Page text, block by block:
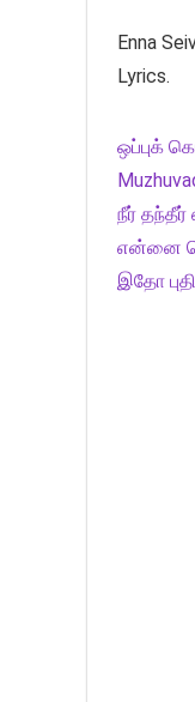
Enna
Lyrics.
ஒப்புக்
நீர் தந்தீர்
என்னை
இதோ